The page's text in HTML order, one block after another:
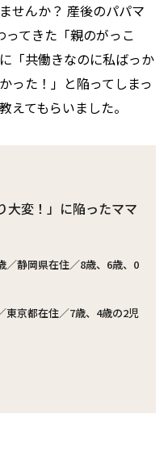
せんか？ 産後のパパマ
てきた「親のがっこ
「共働きなのに私ばっか
った！」と陥ってしまっ
えてもらいました。
大変！」に陥ったママ
／静岡県在住／8歳、6歳、0
東京都在住／7歳、4歳の2児